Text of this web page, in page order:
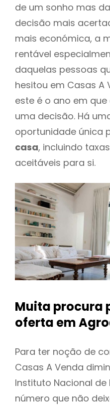
de um sonho mas
decisão mais
mais económica, a
rentável
daquelas pessoas
hesitou em Casas A
este é o ano em
uma decisão. Há
oportunidade única
casa, incluindo
aceitáveis para si.
Muita procura
oferta em
Para ter noção de
Casas A Venda
Instituto Nacional
número que não